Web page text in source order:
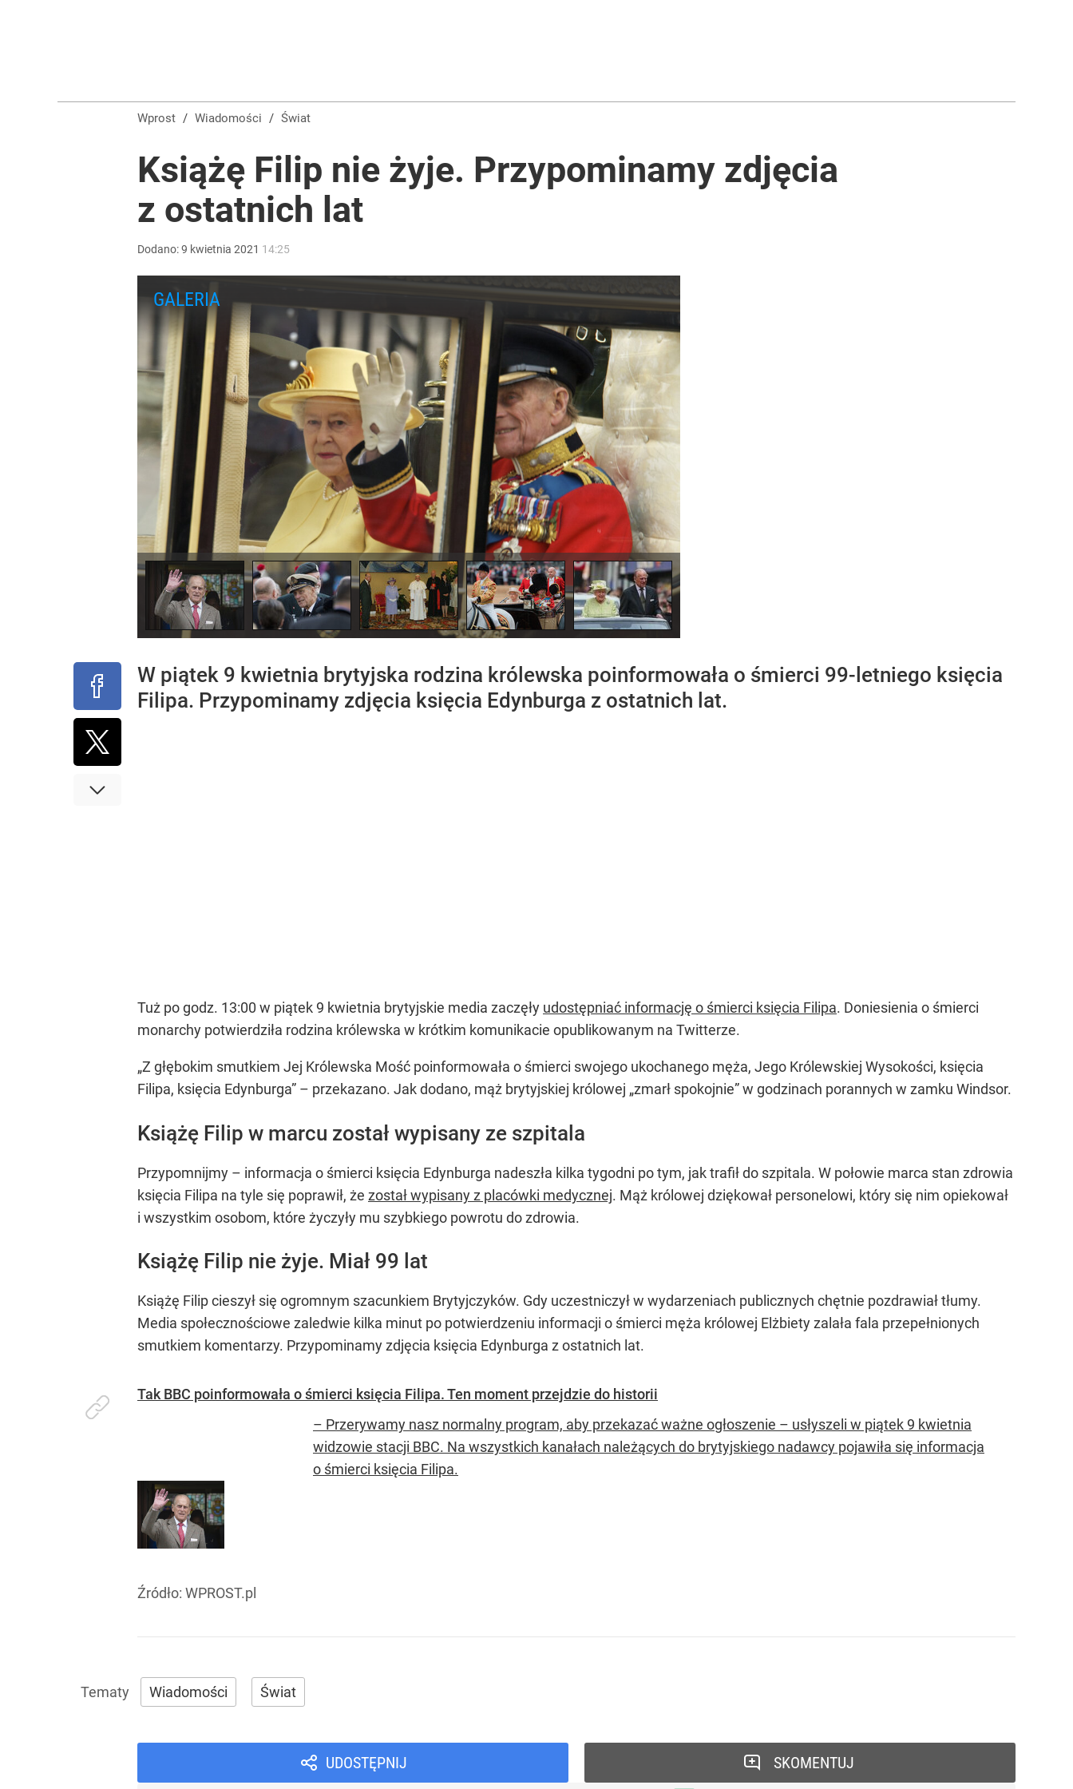
Farmacja: wzrost pod presją. co czeka branżę do 2030 roku?
Wrze po roku Nawrockiego. „Największa hańba” kontra „Cała Europa nam go zazdrości”
Wprost / Wiadomości / Świat
Książę Filip nie żyje. Przypominamy zdjęcia
z ostatnich lat
Dodano:9 kwietnia 2021 14:25
W piątek 9 kwietnia brytyjska rodzina królewska poinformowała o śmierci 99-letniego księcia
Filipa. Przypominamy zdjęcia księcia Edynburga z ostatnich lat.
Tuż po godz. 13:00 w piątek 9 kwietnia brytyjskie media zaczęły udostępniać informację o śmierci księcia Filipa. Doniesienia o śmierci
monarchy potwierdziła rodzina królewska w krótkim komunikacie opublikowanym na Twitterze.
„Z głębokim smutkiem Jej Królewska Mość poinformowała o śmierci swojego ukochanego męża, Jego Królewskiej Wysokości, księcia
Filipa, księcia Edynburga” – przekazano. Jak dodano, mąż brytyjskiej królowej „zmarł spokojnie” w godzinach porannych w zamku Windsor.
Książę Filip w marcu został wypisany ze szpitala
Przypomnijmy – informacja o śmierci księcia Edynburga nadeszła kilka tygodni po tym, jak trafił do szpitala. W połowie marca stan zdrowia
księcia Filipa na tyle się poprawił, że został wypisany z placówki medycznej. Mąż królowej dziękował personelowi, który się nim opiekował
i wszystkim osobom, które życzyły mu szybkiego powrotu do zdrowia.
Książę Filip nie żyje. Miał 99 lat
Książę Filip cieszył się ogromnym szacunkiem Brytyjczyków. Gdy uczestniczył w wydarzeniach publicznych chętnie pozdrawiał tłumy.
Media społecznościowe zaledwie kilka minut po potwierdzeniu informacji o śmierci męża królowej Elżbiety zalała fala przepełnionych
smutkiem komentarzy. Przypominamy zdjęcia księcia Edynburga z ostatnich lat.
Tak BBC poinformowała o śmierci księcia Filipa. Ten moment przejdzie do historii
– Przerywamy nasz normalny program, aby przekazać ważne ogłoszenie – usłyszeli w piątek 9 kwietnia
widzowie stacji BBC. Na wszystkich kanałach należących do brytyjskiego nadawcy pojawiła się informacja
o śmierci księcia Filipa.
Źródło: WPROST.pl
Wiadomości Świat
UDOSTĘPNIJ SKOMENTUJ